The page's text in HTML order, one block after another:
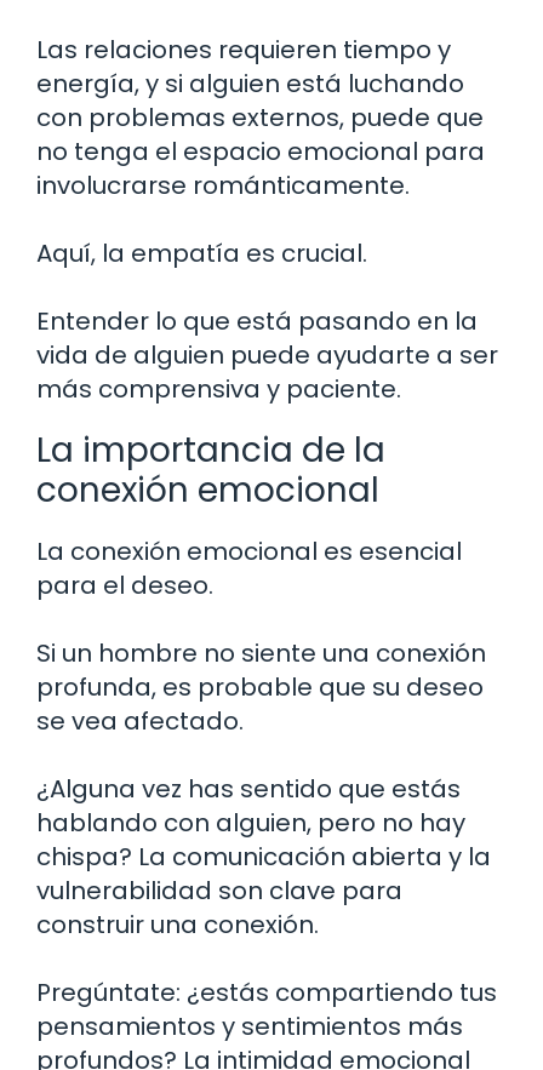
Las relaciones requieren tiempo y
energía, y si alguien está luchando
con problemas externos, puede que
no tenga el espacio emocional para
involucrarse románticamente.
Aquí, la empatía es crucial.
Entender lo que está pasando en la
vida de alguien puede ayudarte a ser
más comprensiva y paciente.
La importancia de la
conexión emocional
La conexión emocional es esencial
para el deseo.
Si un hombre no siente una conexión
profunda, es probable que su deseo
se vea afectado.
¿Alguna vez has sentido que estás
hablando con alguien, pero no hay
chispa? La comunicación abierta y la
vulnerabilidad son clave para
construir una conexión.
Pregúntate: ¿estás compartiendo tus
pensamientos y sentimientos más
profundos? La intimidad emocional